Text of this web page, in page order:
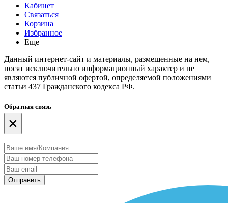
Кабинет
Связаться
Корзина
Избранное
Еще
Данный интернет-сайт и материалы, размещенные на нем,
носят исключительно информационный характер и не
являются публичной офертой, определяемой положениями
статьи 437 Гражданского кодекса РФ.
Обратная связь
×
Отправить